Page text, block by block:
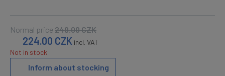
Normal price 249.00CZK
224.00 CZK incl. VAT
Not in stock
Inform about stocking